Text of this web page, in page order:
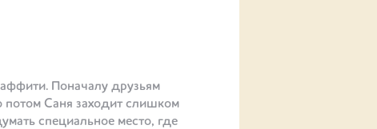
Поначалу друзьям
потом Саня заходит слишком
специальное место, где